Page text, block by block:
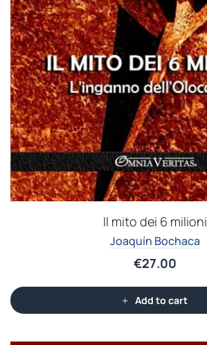
Il mito dei 6 milioni
Joaquín Bochaca
€27.00
Add to cart